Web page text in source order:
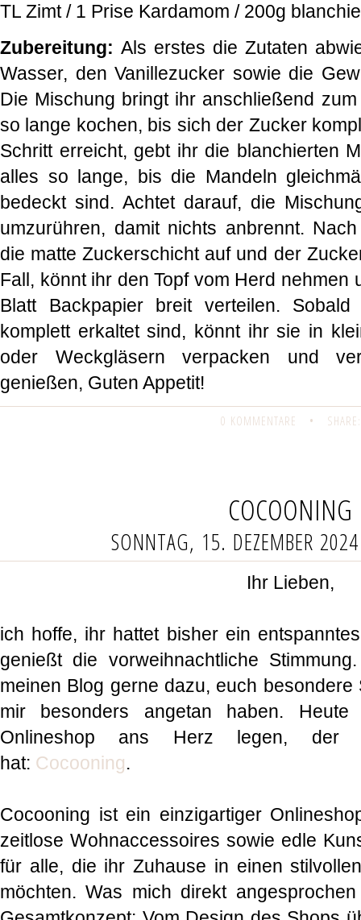
TL Zimt / 1 Prise Kardamom / 200g
Zubereitung: Als erstes die Zutaten
Wasser, den Vanillezucker sowie die
Die Mischung bringt ihr anschließend
so lange kochen, bis sich der Zucker
Schritt erreicht, gebt ihr die blanchierten
alles so lange, bis die Mandeln
bedeckt sind. Achtet darauf, die
umzurühren, damit nichts anbrennt.
die matte Zuckerschicht auf und der
Fall, könnt ihr den Topf vom Herd nehmen
Blatt Backpapier breit verteilen.
komplett erkaltet sind, könnt ihr sie in
oder Weckgläsern verpacken und
genießen, Guten Appetit!
0 KOMMENTARE • SHARE:
COCOONING
SONNTAG, 15. DEZEMBER 2024
Ihr Lieben,
ich hoffe, ihr hattet bisher ein
genießt die vorweihnachtliche
meinen Blog gerne dazu, euch
mir besonders angetan haben.
Onlineshop ans Herz legen, der
hat: Cocooning.
Cocooning ist ein einzigartiger
zeitlose Wohnaccessoires sowie edle
für alle, die ihr Zuhause in einen
möchten. Was mich direkt